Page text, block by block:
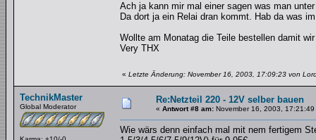
Ach ja kann mir mal einer sagen was man
Da dort ja ein Relai dran kommt. Hab da was
Wollte am Monatag die Teile bestellen damit
Very THX
« Letzte Änderung: November 16, 2003, 17:09:23 von
TechnikMaster
Global Moderator
Re:Netzteil 220 - 12V selber bauen
« Antwort #8 am: November 16, 2003, 17:21:49
Wie wärs denn einfach mal mit nem fertigem